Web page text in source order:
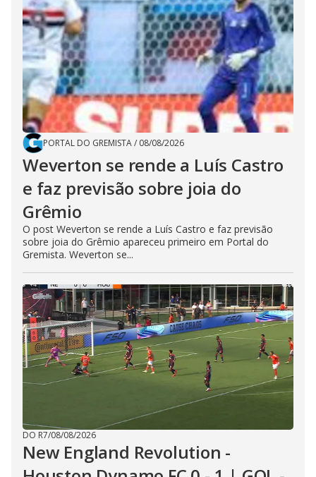
PORTAL DO GREMISTA/ 08/08/2026
Weverton se rende a Luís Castro
e faz previsão sobre joia do
Grêmio
O post Weverton se rende a Luís Castro e faz previsão
sobre joia do Grêmio apareceu primeiro em Portal do
Gremista. Weverton se...
DO R7/08/08/2026
New England Revolution -